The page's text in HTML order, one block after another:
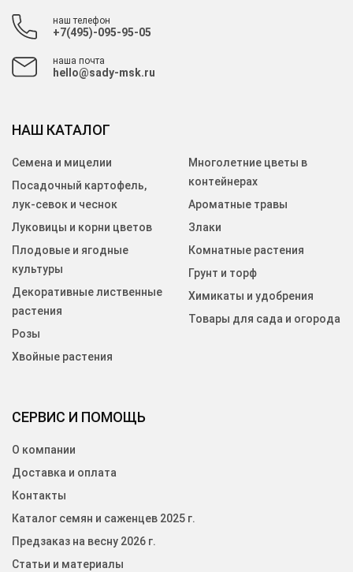
наш телефон
+7(495)-095-95-05
наша почта
hello@sady-msk.ru
СЕРВИС И ПОМОЩЬ
О компании
Доставка и оплата
Контакты
Каталог семян и саженцев 2025 г.
Предзаказ на весну 2026 г.
Статьи и материалы
НАШ КАТАЛОГ
Семена и мицелии
Посадочный картофель,
лук-севок и чеснок
Луковицы и корни цветов
Плодовые и ягодные
культуры
Декоративные лиственные
растения
Розы
Хвойные растения
Многолетние цветы в
контейнерах
Ароматные травы
Злаки
Комнатные растения
Грунт и торф
Химикаты и удобрения
Товары для сада и огорода